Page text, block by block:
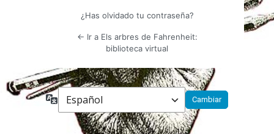
¿Has olvidado tu contraseña?
← Ir a Els arbres de Fahrenheit:
biblioteca virtual
Idioma